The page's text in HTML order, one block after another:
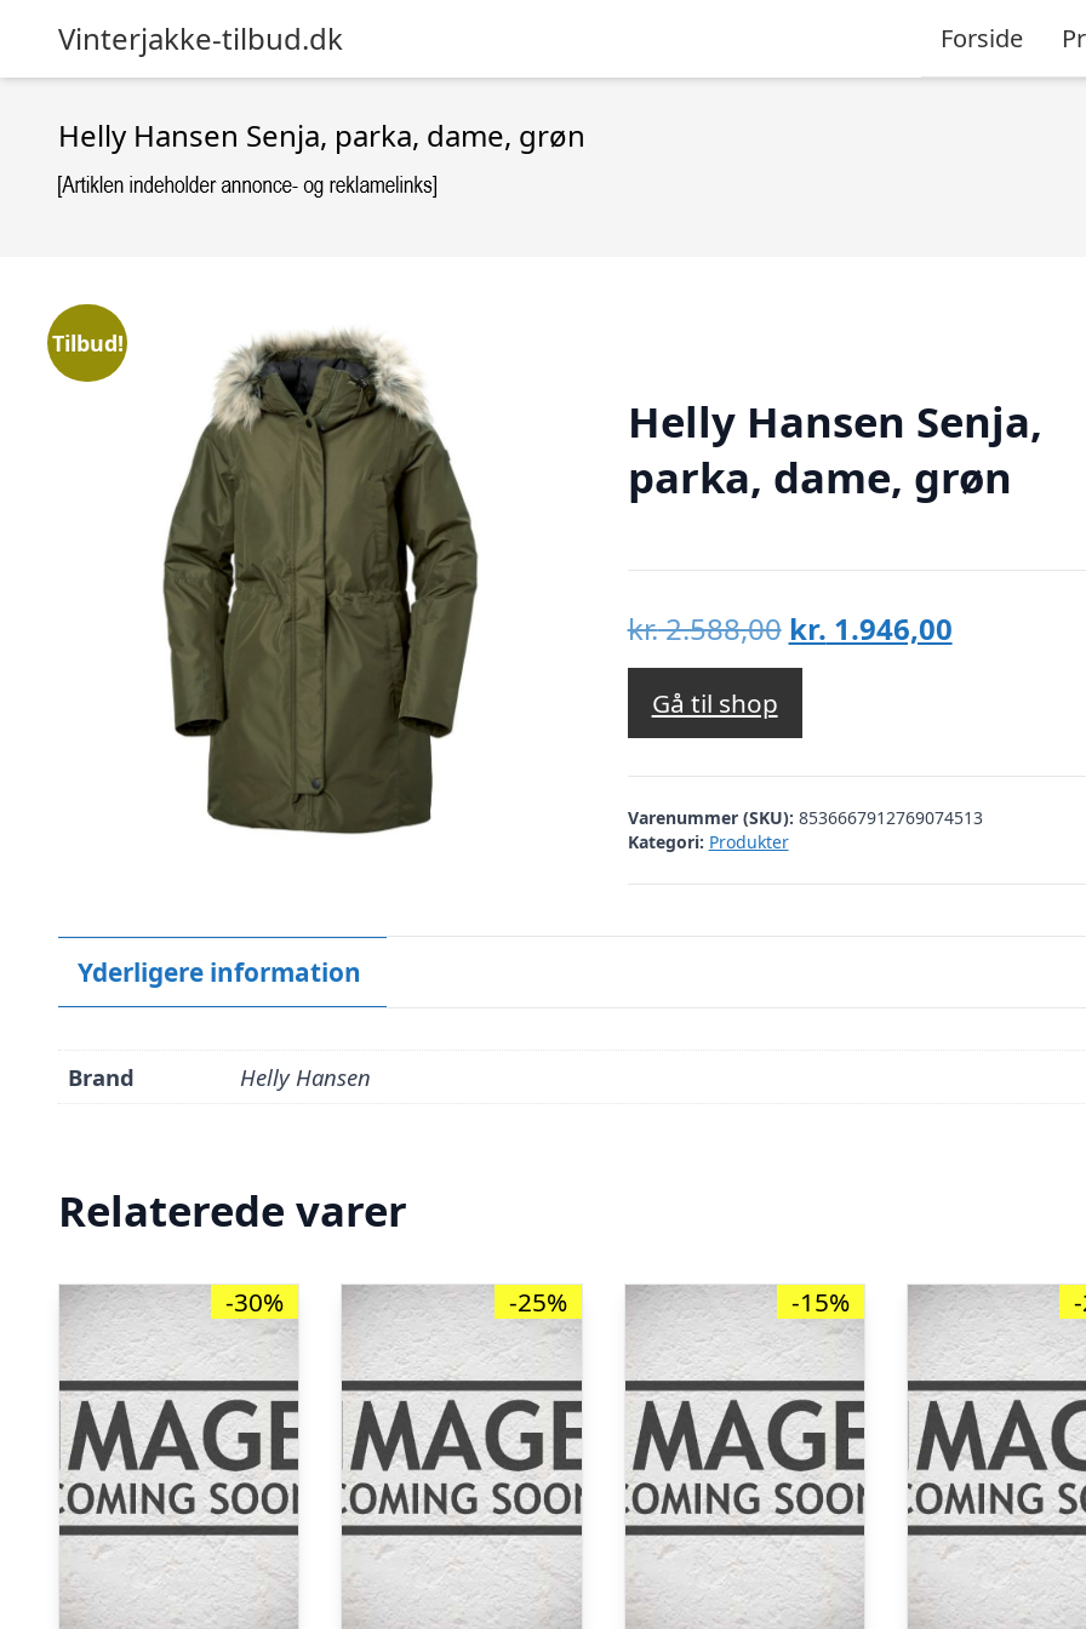
Vinterjakke-tilbud.dk Forside
Helly Hansen Senja, parka, dame, grøn
Tilbud!
Helly Hansen Senja,
parka, dame, grøn
kr.2.588,00 Den
oprindelige
var:
kr. 2.588,00.
kr. 1.946,00Den
kr.
Gå til shop
Varenummer (SKU): 8536667912769074513
Kategori: Produkter
Yderligere information
Brand Helly Hansen
Relaterede varer
-30% -25% -15%